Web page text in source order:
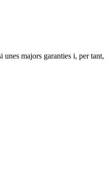
majors garanties i, per tant,